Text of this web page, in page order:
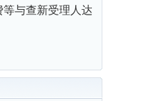
与查新受理人达